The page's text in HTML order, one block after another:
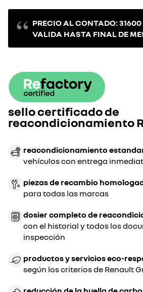
PRECIO AL CONTADO: 31600
VALIDA HASTA FINAL DE
sello certificado de
reacondicionamiento
reacondicionamiento
vehículos con entrega
piezas de recambio
para todas las marcas
dosier completo de
con el historial y todos los
inspección
productos y servicios eco-
según los criterios de Renault